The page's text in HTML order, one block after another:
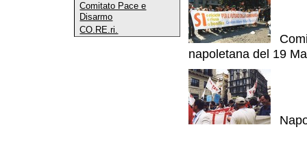
Comitato Pace e
Disarmo
CO.RE.ri.
napoletana del 19